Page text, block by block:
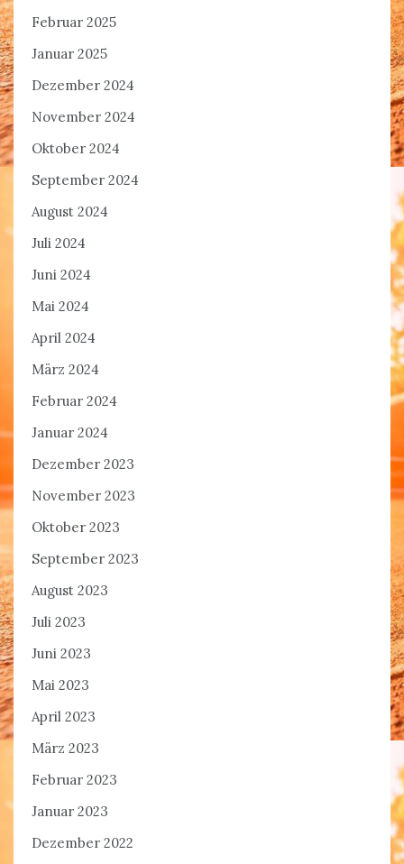
Februar 2025
Januar 2025
Dezember 2024
November 2024
Oktober 2024
September 2024
August 2024
Juli 2024
Juni 2024
Mai 2024
April 2024
März 2024
Februar 2024
Januar 2024
Dezember 2023
November 2023
Oktober 2023
September 2023
August 2023
Juli 2023
Juni 2023
Mai 2023
April 2023
März 2023
Februar 2023
Januar 2023
Dezember 2022